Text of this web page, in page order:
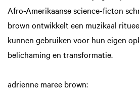
Afro-Amerikaanse science-ficton
brown ontwikkelt een muzikaal
kunnen gebruiken voor hun eigen
belichaming en transformatie.
adrienne maree brown: